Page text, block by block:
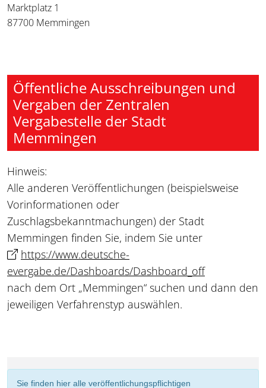
Marktplatz 1
87700 Memmingen
Öffentliche Ausschreibungen und
Vergaben der Zentralen
Vergabestelle der Stadt
Memmingen
Hinweis:
Alle anderen Veröffentlichungen (beispielsweise
Vorinformationen oder
Zuschlagsbekanntmachungen) der Stadt
Memmingen finden Sie, indem Sie unter
https://www.deutsche-
evergabe.de/Dashboards/Dashboard_off
nach dem Ort „Memmingen“ suchen und dann den
jeweiligen Verfahrenstyp auswählen.